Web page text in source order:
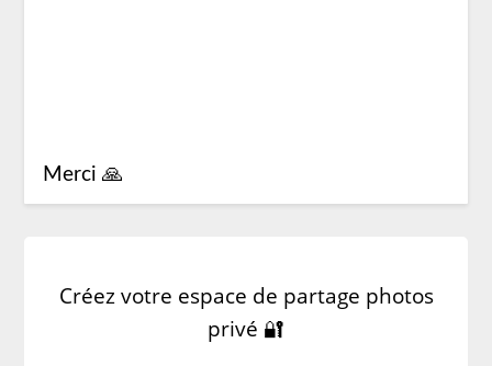
Merci 🙏
Créez votre espace de partage photos
privé 🔐